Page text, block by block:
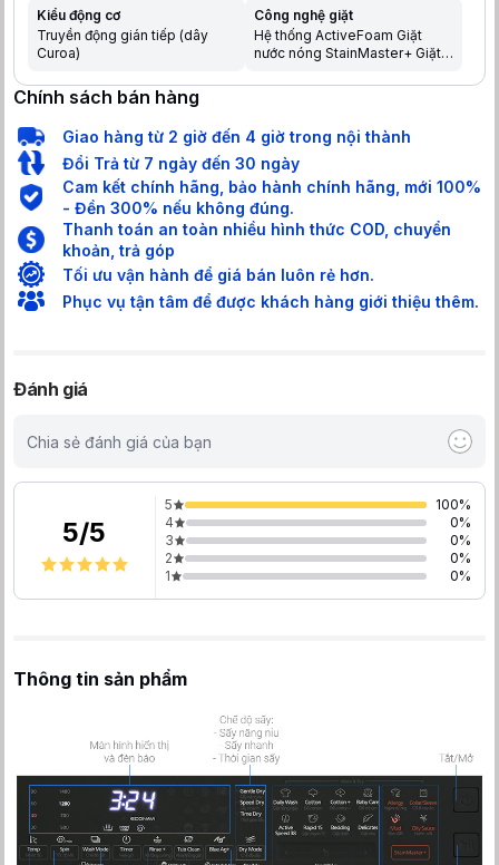
Kiểu động cơ
Truyền động gián tiếp (dây
Curoa)
Công nghệ giặt
Hệ thống ActiveFoam Giặt
nước nóng StainMaster+ Giặt
Blue Ag+ Công nghệ sấy:
Chính sách bán hàng
Giao hàng từ 2 giờ đến 4 giờ trong nội thành
Đổi Trả từ 7 ngày đến 30 ngày
Cam kết chính hãng, bảo hành chính hãng, mới 100%
- Đền 300% nếu không đúng.
Thanh toán an toàn nhiều hình thức COD, chuyển
khoản, trả góp
Tối ưu vận hành để giá bán luôn rẻ hơn.
Phục vụ tận tâm để được khách hàng giới thiệu thêm.
Đánh giá
Chia sẻ đánh giá của bạn
5/5
5 100%
4
0%
3
0%
2
0%
1
0%
Thông tin sản phẩm